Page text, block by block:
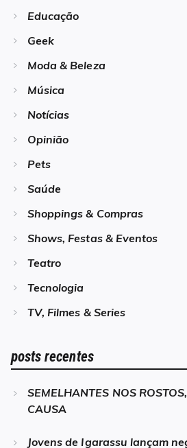
Educação
Geek
Moda & Beleza
Música
Notícias
Opinião
Pets
Saúde
Shoppings & Compras
Shows, Festas & Eventos
Teatro
Tecnologia
TV, Filmes & Series
posts recentes
SEMELHANTES NOS
CAUSA
Jovens de Igarassu lançam